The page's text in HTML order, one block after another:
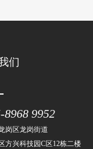
们
8968 9952
岗区龙岗街道
方兴科技园C区12栋二楼